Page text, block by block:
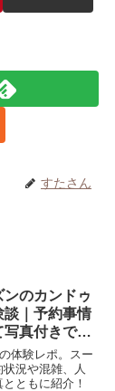
すたさん
のカンドゥ
談｜予約事情
真付きで紹
体験レポ。スー
況や混雑、人
ともに紹介！